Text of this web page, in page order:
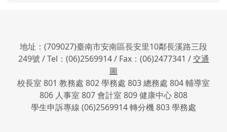
地址：(709027)臺南市安南區長安里10鄰長溪路三段
249號 / Tel：(06)2569914 / Fax：(06)2477341 /交通
圖
校長室 801 教務處 802 學務處 803 總務處 804 輔導室
806 人事室 807 會計室 809 健康中心 808
學生申訴專線 (06)2569914 轉分機 803 學務處